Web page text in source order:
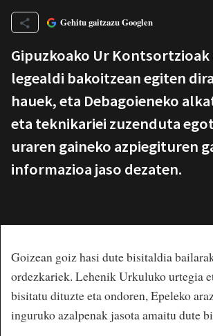
Gehitu gaitzazu Googlen
Gipuzkoako Ur
legealdi bakoitzean egiten
hauek, eta Debagoieneko
eta teknikariei zuzenduta
uraren gaineko azpiegituren
informazioa jaso dezaten.
Goizean goiz hasi dute bisitaldia
ordezkariek. Lehenik Urkuluko urtegia
bisitatu dituzte eta ondoren, Epeleko
inguruko azalpenak jasota amaitu dute